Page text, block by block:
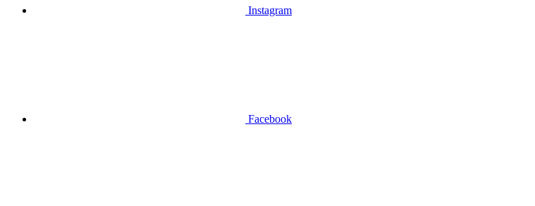
Instagram
Facebook